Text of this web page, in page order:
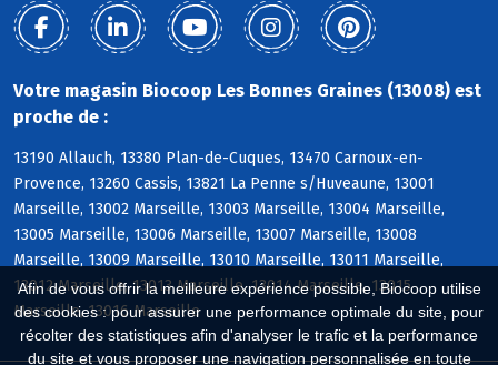
Afin de vous offrir la meilleure expérience possible, Biocoop utilise
des cookies : pour assurer une performance optimale du site, pour
récolter des statistiques afin d'analyser le trafic et la performance
du site et vous proposer une navigation personnalisée en toute
Votre magasin Biocoop Les Bonnes Graines (13008) est
proche de :
13190 Allauch, 13380 Plan-de-Cuques, 13470 Carnoux-en-
Provence, 13260 Cassis, 13821 La Penne s/Huveaune, 13001
Marseille, 13002 Marseille, 13003 Marseille, 13004 Marseille,
13005 Marseille, 13006 Marseille, 13007 Marseille, 13008
Marseille, 13009 Marseille, 13010 Marseille, 13011 Marseille,
13012 Marseille, 13013 Marseille, 13014 Marseille, 13015
Marseille, 13016 Marseille